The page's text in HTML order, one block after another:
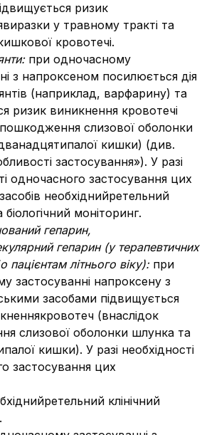
ризик
у травному тракті та
кровотечі.
при одночасному
з напроксеном посилюється дія
(наприклад, варфарину) та
ризик виникнення кровотечі
слизової оболонки
кишки) (див.
застосування»). У разі
одночасного застосування цих
необхіднийретельний
біологічний моніторинг.
гепарин,
гепарин (у терапевтичних
пацієнтам літнього віку): при
застосуванні напроксену з
засобами підвищується
(внаслідок
слизової оболонки шлунка та
кишки). У разі необхідності
застосування цих
клінічний